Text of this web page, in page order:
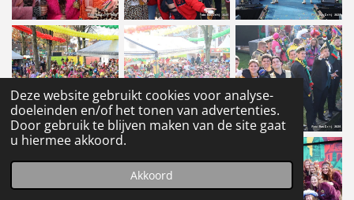
Deze website gebruikt cookies voor analyse-
doeleinden en/of het tonen van advertenties.
Door gebruik te blijven maken van de site gaat
u hiermee akkoord.
Akkoord